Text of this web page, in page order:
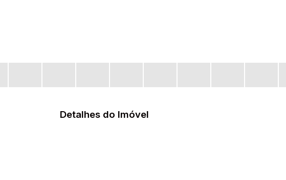
Detalhes do Imóvel